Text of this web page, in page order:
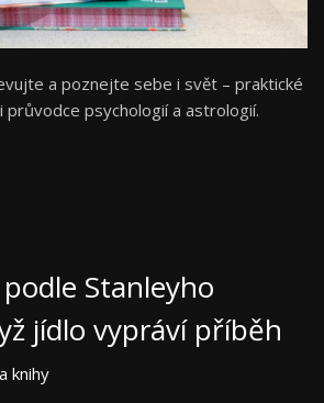
a poznejte sebe i svět – praktické
průvodce psychologií a astrologií.
Stanleyho
jídlo vypráví příběh
knihy